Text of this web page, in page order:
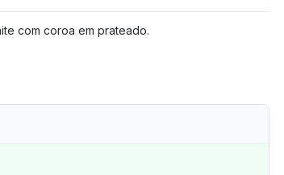
com coroa em prateado.